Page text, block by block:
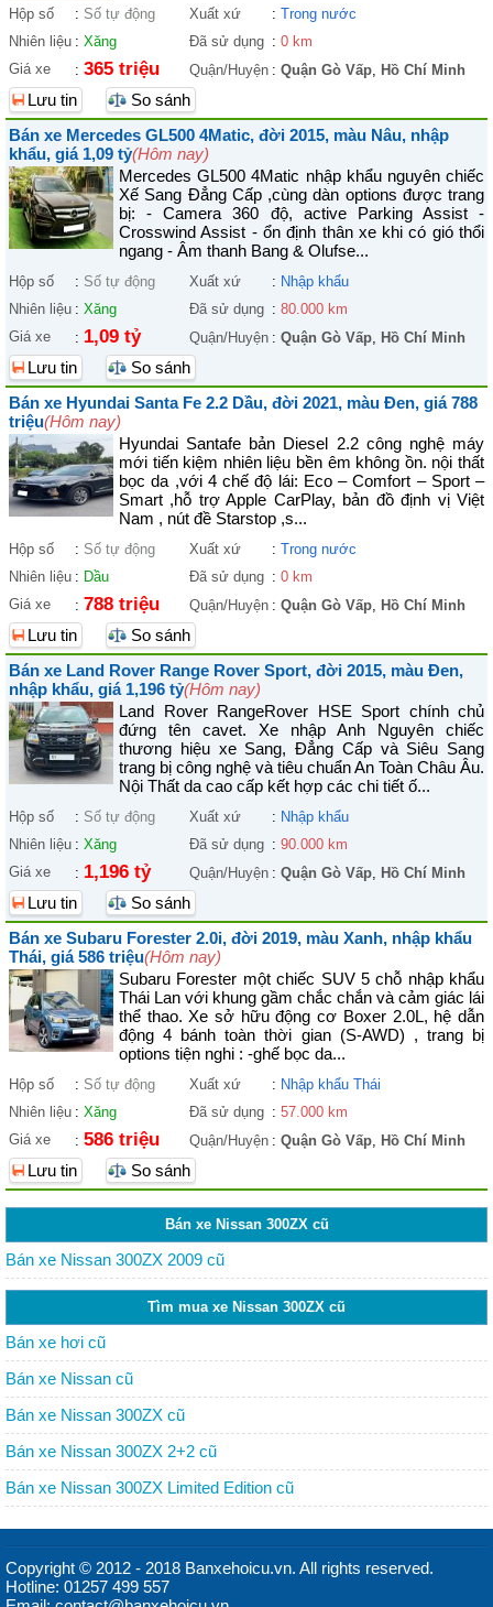
Hộp số : Số tự động Xuất xứ : Trong nước
Nhiên liệu : Xăng Đã sử dụng : 0 km
Giá xe
: 365 triệu Quận/Huyện : Quận Gò Vấp, Hồ Chí Minh
Lưu tin
So sánh
Bán xe Mercedes GL500 4Matic, đời 2015, màu Nâu, nhập
khẩu, giá 1,09 tỷ(Hôm nay)
Mercedes GL500 4Matic nhập khẩu nguyên chiếc
Xế Sang Đẳng Cấp ,cùng dàn options được trang
bị: - Camera 360 độ, active Parking Assist -
Crosswind Assist - ổn định thân xe khi có gió thổi
ngang - Âm thanh Bang & Olufse...
Hộp số : Số tự động Xuất xứ : Nhập khẩu
Nhiên liệu : Xăng Đã sử dụng : 80.000 km
Giá xe
: 1,09 tỷ Quận/Huyện : Quận Gò Vấp, Hồ Chí Minh
Lưu tin
So sánh
Bán xe Hyundai Santa Fe 2.2 Dầu, đời 2021, màu Đen, giá 788
triệu(Hôm nay)
Hyundai Santafe bản Diesel 2.2 công nghệ máy
mới tiến kiệm nhiên liệu bền êm không ồn. nội thất
bọc da ,với 4 chế độ lái: Eco – Comfort – Sport –
Smart ,hỗ trợ Apple CarPlay, bản đồ định vị Việt
Nam , nút đề Starstop ,s...
Hộp số : Số tự động Xuất xứ : Trong nước
Nhiên liệu : Dầu Đã sử dụng : 0 km
Giá xe
: 788 triệu Quận/Huyện : Quận Gò Vấp, Hồ Chí Minh
Lưu tin
So sánh
Bán xe Land Rover Range Rover Sport, đời 2015, màu Đen,
nhập khẩu, giá 1,196 tỷ(Hôm nay)
Land Rover RangeRover HSE Sport chính chủ
đứng tên cavet. Xe nhập Anh Nguyên chiếc
thương hiệu xe Sang, Đẳng Cấp và Siêu Sang
trang bị công nghệ và tiêu chuẩn An Toàn Châu Âu.
Nội Thất da cao cấp kết hợp các chi tiết ố...
Hộp số : Số tự động Xuất xứ : Nhập khẩu
Nhiên liệu : Xăng Đã sử dụng : 90.000 km
Giá xe
: 1,196 tỷ Quận/Huyện : Quận Gò Vấp, Hồ Chí Minh
Lưu tin
So sánh
Bán xe Subaru Forester 2.0i, đời 2019, màu Xanh, nhập khẩu
Thái, giá 586 triệu(Hôm nay)
Subaru Forester một chiếc SUV 5 chỗ nhập khẩu
Thái Lan với khung gầm chắc chắn và cảm giác lái
thể thao. Xe sở hữu động cơ Boxer 2.0L, hệ dẫn
động 4 bánh toàn thời gian (S-AWD) , trang bị
options tiện nghi : -ghế bọc da...
Hộp số : Số tự động Xuất xứ : Nhập khẩu Thái
Nhiên liệu : Xăng Đã sử dụng : 57.000 km
Giá xe
: 586 triệu Quận/Huyện : Quận Gò Vấp, Hồ Chí Minh
Lưu tin So sánh
Bán xe Nissan 300ZX cũ
Bán xe Nissan 300ZX 2009 cũ
Tìm mua xe Nissan 300ZX cũ
Bán xe hơi cũ
Bán xe Nissan cũ
Bán xe Nissan 300ZX cũ
Bán xe Nissan 300ZX 2+2 cũ
Bán xe Nissan 300ZX Limited Edition cũ
Copyright © 2012 - 2018 Banxehoicu.vn. All rights reserved.
Hotline: 01257 499 557